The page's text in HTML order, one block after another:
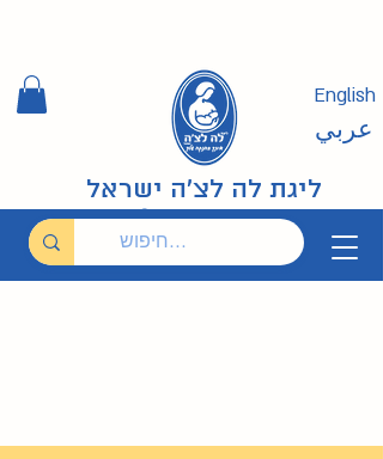
ליגת לה לצ'ה ישראל
English
عربي